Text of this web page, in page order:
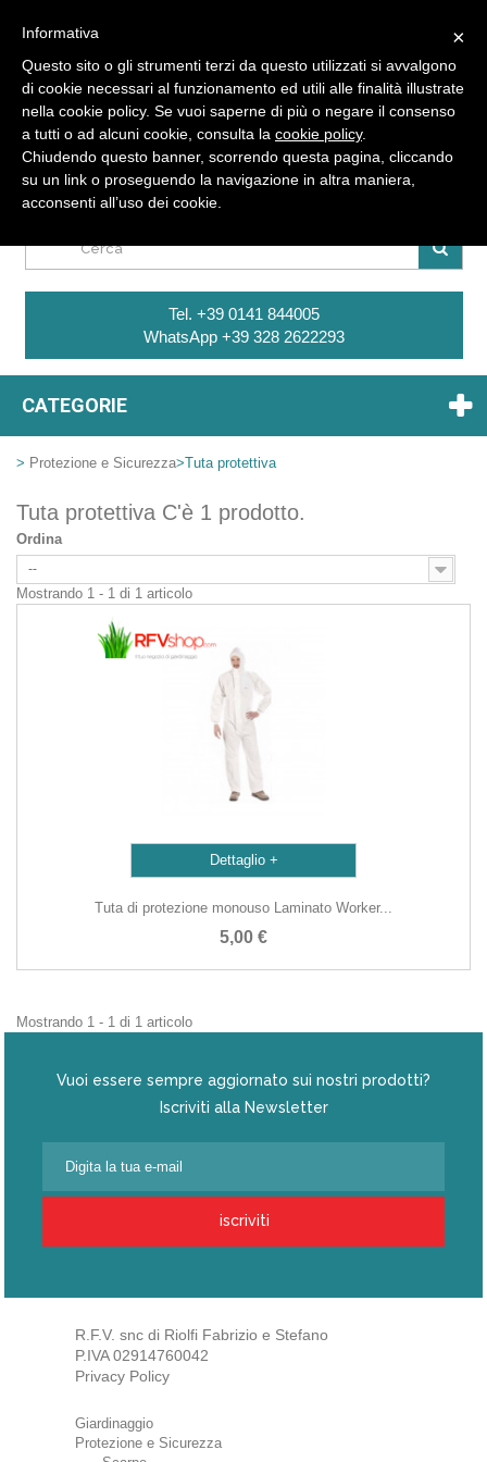
Sei Già Registrato ? Entra
CARRELLO
Tel. +39 0141 844005
WhatsApp +39 328 2622293
CATEGORIE
> Protezione e Sicurezza>Tuta protettiva
Tuta protettiva C'è 1 prodotto.
Ordina
--
Mostrando 1 - 1 di 1 articolo
+
Tuta di protezione monouso Laminato Worker...
5,00 €
Mostrando 1 - 1 di 1 articolo
Vuoi essere sempre aggiornato sui nostri prodotti?
Iscriviti alla Newsletter
iscriviti
R.F.V. snc di Riolfi Fabrizio e Stefano
P.IVA 02914760042
Privacy Policy
Giardinaggio
Protezione e Sicurezza
×
Informativa
Questo sito o gli strumenti terzi da questo utilizzati si avvalgono
di cookie necessari al funzionamento ed utili alle finalità illustrate
nella cookie policy. Se vuoi saperne di più o negare il consenso
a tutti o ad alcuni cookie, consulta la cookie policy.
Chiudendo questo banner, scorrendo questa pagina, cliccando
su un link o proseguendo la navigazione in altra maniera,
acconsenti all’uso dei cookie.